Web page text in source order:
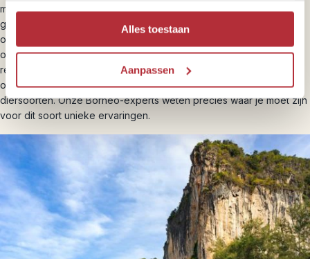
Alles toestaan
Aanpassen
minder bekende plekken maken je reis bijzonder. Fiets met een
gids door de straatjes van Kuching
en ontdek verborgen plekjes,
of trek de jungle in met een enthousiaste gids die je alles vertelt
over wildlife. Je overnacht in een boomhut midden in het
regenwoud, maakt kennis met de Iban-bevolking en leert meer
over de bescherming van orang-oetans en andere bedreigde
diersoorten. Onze Borneo-experts weten precies waar je moet zijn
voor dit soort unieke ervaringen.